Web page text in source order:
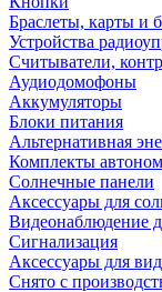
Браслеты, карты и
Устройства
Считыватели,
Аудиодомофоны
Аккумуляторы
Блоки питания
Альтернативная
Комплекты
Солнечные панели
Аксессуары для
Видеонаблюдение
Сигнализация
Аксессуары для
Снято с